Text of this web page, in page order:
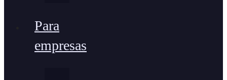
Para
empresas